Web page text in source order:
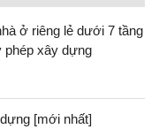
ở riêng lẻ dưới 7 tầng
xây dựng
[mới nhất]